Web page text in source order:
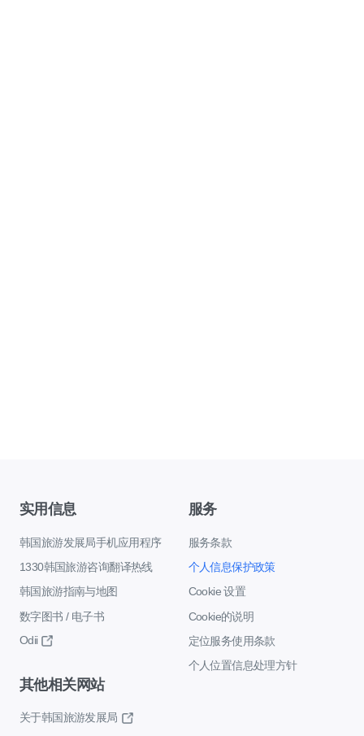
实用信息
韩国旅游发展局手机应用程序
1330韩国旅游咨询翻译热线
韩国旅游指南与地图
数字图书 / 电子书
Odii
服务
服务条款
个人信息保护政策
Cookie 设置
Cookie的说明
定位服务使用条款
个人位置信息处理方针
其他相关网站
关于韩国旅游发展局